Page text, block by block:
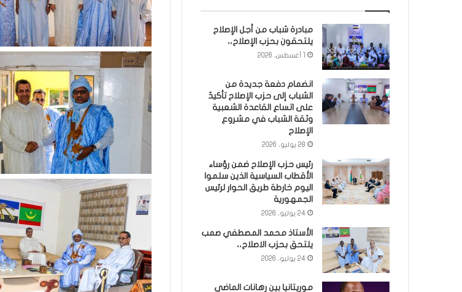
مبادرة شباب من أجل الإصلاح
يلتحقون بحزب الإصلاح،،
انضمام دفعة جديدة من
الشباب إلى حزب الإصلاح تأكيدٌ
على اتساع القاعدة الشعبية
وثقة الشباب في مشروع
الإصلاح
28 يوليو، 2026
رئيس حزب الإصلاح ضمن رؤساء
الأقطاب السياسية الذين سلموا
اليوم خارطة طريق الحوار لرئيس
الجمهورية
24 يوليو، 2026
الأستاذ محمد المصطفي صمب
يلتحق بحزب الاصلاح،،
24 يوليو، 2026
موريتانيا بين رهانات الماضي